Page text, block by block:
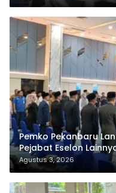
Pemko Pekanbaru
Pejabat Eselon
Agustus 3, 2026